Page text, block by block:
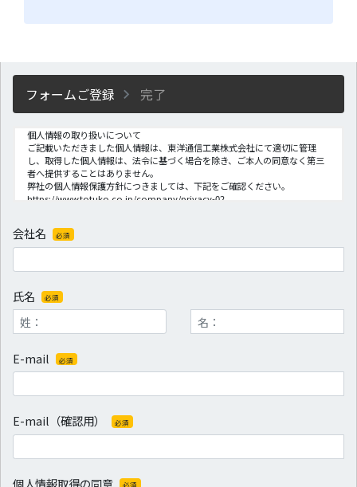
フォームご登録 完了
個人情報の取り扱いについて
ご記載いただきました個人情報は、東洋通信工業株式会社にて適切に管理
し、取得した個人情報は、法令に基づく場合を除き、ご本人の同意なく第三
者へ提供することはありません。
弊社の個人情報保護方針につきましては、下記をご確認ください。
https://www.totuko.co.jp/company/privacy-02
東洋通信工業株式会社
Mail: ttkmktg@totuko.co.jp
会社名 必須
氏名 必須
E-mail 必須
E-mail（確認用） 必須
個人情報取得の同意 必須